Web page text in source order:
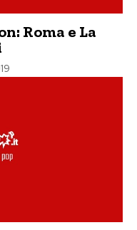
Roma e La